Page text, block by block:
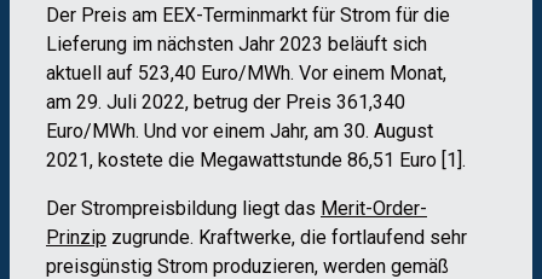
Der Preis am EEX-Terminmarkt für Strom für die
Lieferung im nächsten Jahr 2023 beläuft sich
aktuell auf 523,40 Euro/MWh. Vor einem Monat,
am 29. Juli 2022, betrug der Preis 361,340
Euro/MWh. Und vor einem Jahr, am 30. August
2021, kostete die Megawattstunde 86,51 Euro [1].
Der Strompreisbildung liegt das Merit-Order-
Prinzip zugrunde. Kraftwerke, die fortlaufend sehr
preisgünstig Strom produzieren, werden gemäß